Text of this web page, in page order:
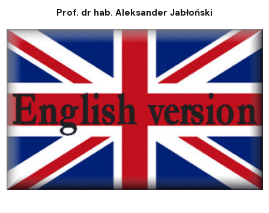
Prof. dr hab. Aleksander Jabłoński